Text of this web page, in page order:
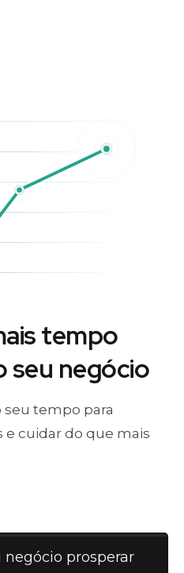
tempo
seu negócio
seu tempo para
e cuidar do que mais
prosperar